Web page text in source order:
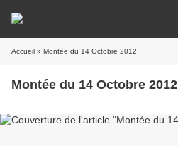
Accueil » Montée du 14 Octobre 2012
Montée du 14 Octobre 2012